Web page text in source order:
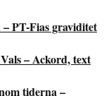
PT-Fias graviditet
– Ackord, text
tiderna –